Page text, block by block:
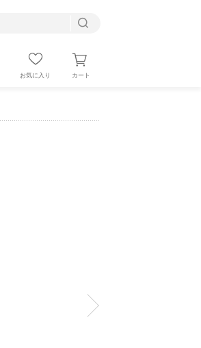
お気に入り カート